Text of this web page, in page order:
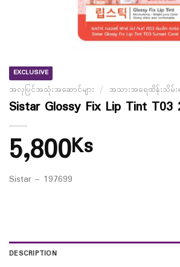
EXCLUSIVE
အလှပြင်အသုံးအဆောင်များ / အသားအရေထိန်းသိမ်းရ
Sistar Glossy Fix Lip Tint T03
5,800Ks
Sistar – 197699
DESCRIPTION